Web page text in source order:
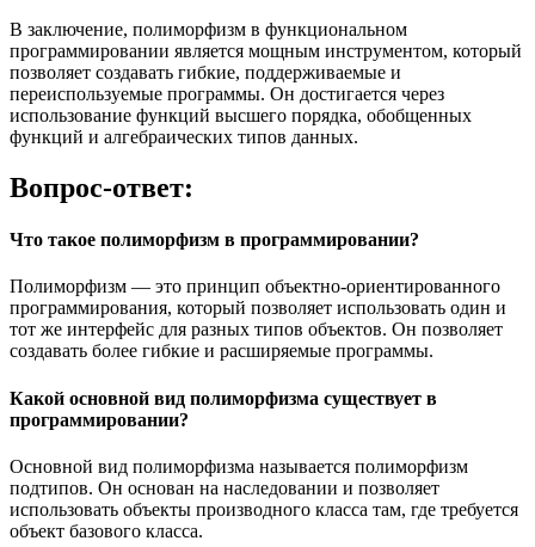
В заключение, полиморфизм в функциональном
программировании является мощным инструментом, который
позволяет создавать гибкие, поддерживаемые и
переиспользуемые программы. Он достигается через
использование функций высшего порядка, обобщенных
функций и алгебраических типов данных.
Вопрос-ответ:
Что такое полиморфизм в программировании?
Полиморфизм — это принцип объектно-ориентированного
программирования, который позволяет использовать один и
тот же интерфейс для разных типов объектов. Он позволяет
создавать более гибкие и расширяемые программы.
Какой основной вид полиморфизма существует в
программировании?
Основной вид полиморфизма называется полиморфизм
подтипов. Он основан на наследовании и позволяет
использовать объекты производного класса там, где требуется
объект базового класса.